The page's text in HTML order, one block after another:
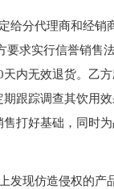
分代理商和经销
要求实行信誉销售
内无效退货。乙
期跟踪调查其饮用
打好基础，同时
现仿造侵权的产